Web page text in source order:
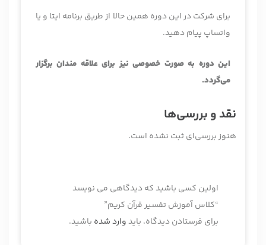
برای شرکت در این دوره همین حالا از طریق برنامه ایتا و یا
واتساپ پیام دهید.
این دوره به صورت خصوصی نیز برای علاقه مندان برگزار
می‌گردد.
نقد و بررسی‌ها
هنوز بررسی‌ای ثبت نشده است.
اولین کسی باشید که دیدگاهی می نویسد
“کلاس آموزش تفسیر قرآن کریم”
برای فرستادن دیدگاه، بایدوارد شده باشید.